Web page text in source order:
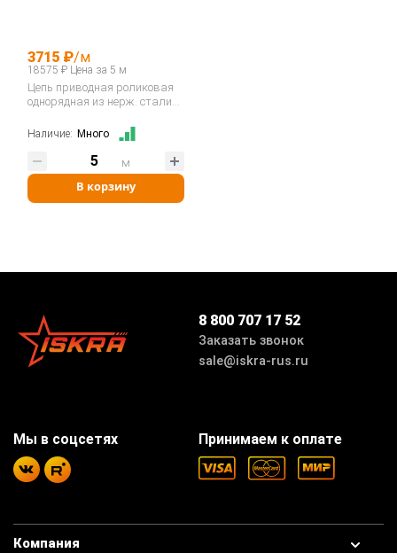
3715 ₽/м
18575 ₽ Цена за 5 м
Цепь приводная роликовая
однорядная из нерж. стали
Наличие: Много
В корзину
м
8 800 707 17 52
Заказать звонок
sale@iskra-rus.ru
Компания
Принимаем к оплате
Мы в соцсетях